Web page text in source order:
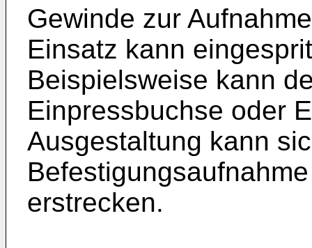
Gewinde zur
Einsatz kann
Beispielsweise kann
Einpressbuchse oder
Ausgestaltung kann
erstrecken.